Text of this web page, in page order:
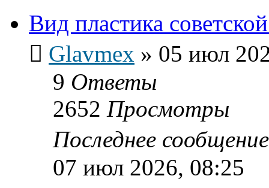
Вид пластика
Glavmex » 05 июл
9 Ответы
2652 Просмотры
Последнее
07 июл 2026, 08:25